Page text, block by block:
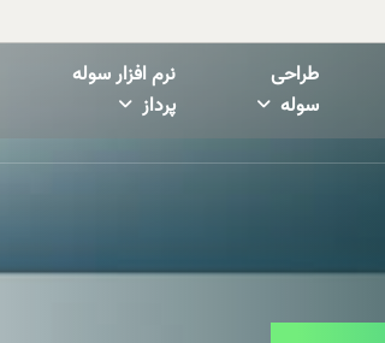
طراحی
سوله
نرم افزار سوله
پرداز